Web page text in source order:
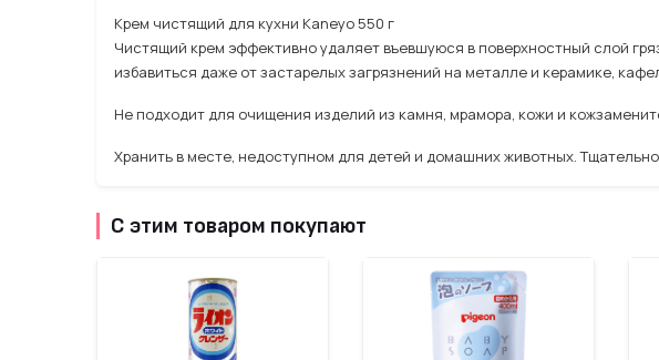
Крем чистящий для кухни Kaneyo 550 г
Чистящий крем эффективно удаляет въевшуюся в поверхностный слой
избавиться даже от застарелых загрязнений на металле и керамике,
Не подходит для очищения изделий из камня, мрамора, кожи и
Хранить в месте, недоступном для детей и домашних животных.
С этим товаром покупают